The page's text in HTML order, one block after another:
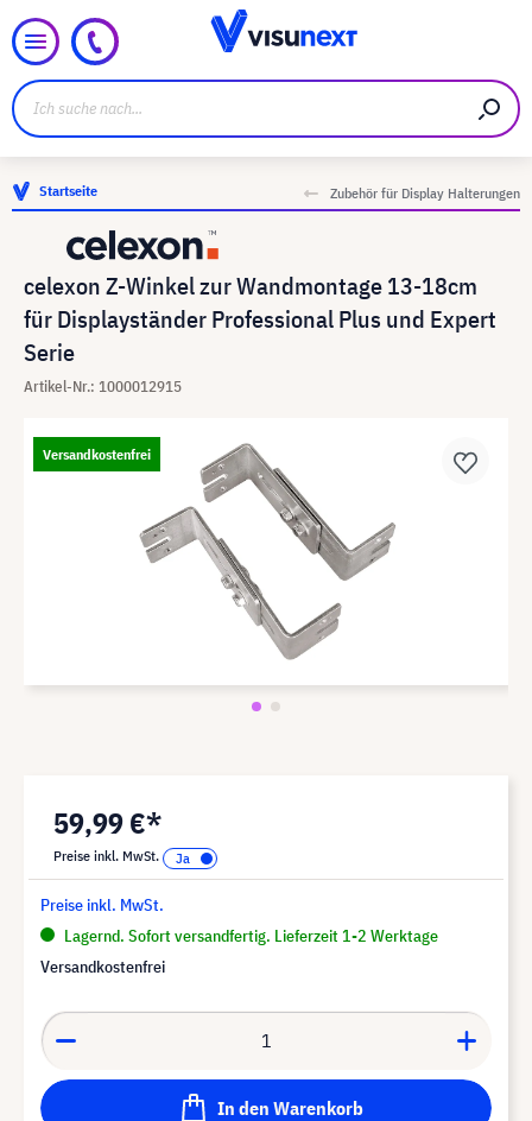
Startseite Zubehör für Display Halterungen
celexon Z-Winkel zur Wandmontage 13-18cm
für Displayständer Professional Plus und Expert
Serie
Artikel-Nr.: 1000012915
Versandkostenfrei
59,99 €*
Preise inkl. MwSt.
Preise inkl. MwSt.
Lagernd. Sofort versandfertig. Lieferzeit 1-2 Werktage
Versandkostenfrei
In den Warenkorb